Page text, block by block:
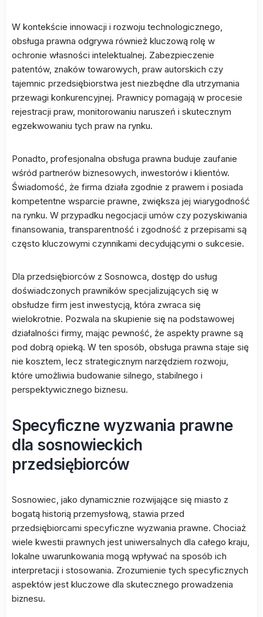
W kontekście innowacji i rozwoju technologicznego,
obsługa prawna odgrywa również kluczową rolę w
ochronie własności intelektualnej. Zabezpieczenie
patentów, znaków towarowych, praw autorskich czy
tajemnic przedsiębiorstwa jest niezbędne dla utrzymania
przewagi konkurencyjnej. Prawnicy pomagają w procesie
rejestracji praw, monitorowaniu naruszeń i skutecznym
egzekwowaniu tych praw na rynku.
Ponadto, profesjonalna obsługa prawna buduje zaufanie
wśród partnerów biznesowych, inwestorów i klientów.
Świadomość, że firma działa zgodnie z prawem i posiada
kompetentne wsparcie prawne, zwiększa jej wiarygodność
na rynku. W przypadku negocjacji umów czy pozyskiwania
finansowania, transparentność i zgodność z przepisami są
często kluczowymi czynnikami decydującymi o sukcesie.
Dla przedsiębiorców z Sosnowca, dostęp do usług
doświadczonych prawników specjalizujących się w
obsłudze firm jest inwestycją, która zwraca się
wielokrotnie. Pozwala na skupienie się na podstawowej
działalności firmy, mając pewność, że aspekty prawne są
pod dobrą opieką. W ten sposób, obsługa prawna staje się
nie kosztem, lecz strategicznym narzędziem rozwoju,
które umożliwia budowanie silnego, stabilnego i
perspektywicznego biznesu.
Specyficzne wyzwania prawne
dla sosnowieckich
przedsiębiorców
Sosnowiec, jako dynamicznie rozwijające się miasto z
bogatą historią przemysłową, stawia przed
przedsiębiorcami specyficzne wyzwania prawne. Chociaż
wiele kwestii prawnych jest uniwersalnych dla całego kraju,
lokalne uwarunkowania mogą wpływać na sposób ich
interpretacji i stosowania. Zrozumienie tych specyficznych
aspektów jest kluczowe dla skutecznego prowadzenia
biznesu.